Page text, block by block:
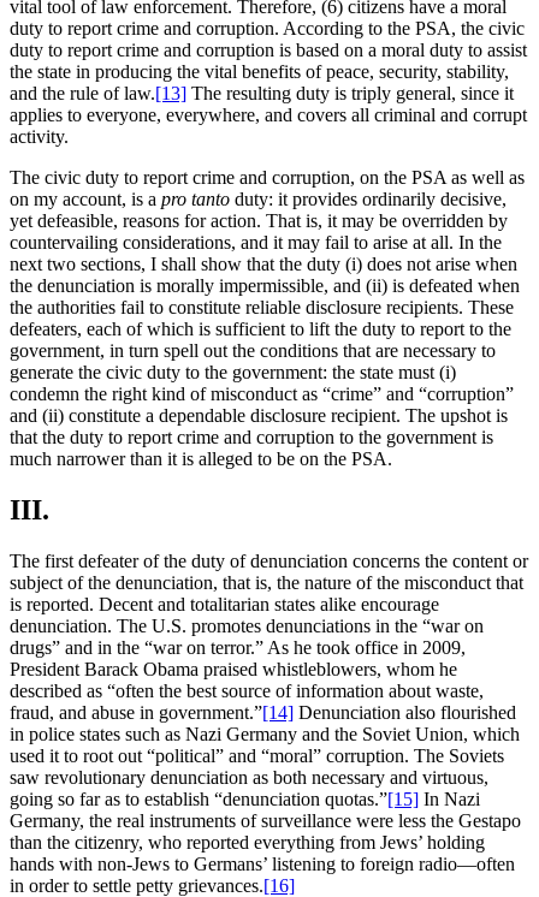
vital tool of law enforcement. Therefore, (6) citizens have a moral
duty to report crime and corruption. According to the PSA, the civic
duty to report crime and corruption is based on a moral duty to assist
the state in producing the vital benefits of peace, security, stability,
and the rule of law.[13] The resulting duty is triply general, since it
applies to everyone, everywhere, and covers all criminal and corrupt
activity.
The civic duty to report crime and corruption, on the PSA as well as
on my account, is a pro tanto duty: it provides ordinarily decisive,
yet defeasible, reasons for action. That is, it may be overridden by
countervailing considerations, and it may fail to arise at all. In the
next two sections, I shall show that the duty (i) does not arise when
the denunciation is morally impermissible, and (ii) is defeated when
the authorities fail to constitute reliable disclosure recipients. These
defeaters, each of which is sufficient to lift the duty to report to the
government, in turn spell out the conditions that are necessary to
generate the civic duty to the government: the state must (i)
condemn the right kind of misconduct as “crime” and “corruption”
and (ii) constitute a dependable disclosure recipient. The upshot is
that the duty to report crime and corruption to the government is
much narrower than it is alleged to be on the PSA.
III.
The first defeater of the duty of denunciation concerns the content or
subject of the denunciation, that is, the nature of the misconduct that
is reported. Decent and totalitarian states alike encourage
denunciation. The U.S. promotes denunciations in the “war on
drugs” and in the “war on terror.” As he took office in 2009,
President Barack Obama praised whistleblowers, whom he
described as “often the best source of information about waste,
fraud, and abuse in government.”[14] Denunciation also flourished
in police states such as Nazi Germany and the Soviet Union, which
used it to root out “political” and “moral” corruption. The Soviets
saw revolutionary denunciation as both necessary and virtuous,
going so far as to establish “denunciation quotas.”[15] In Nazi
Germany, the real instruments of surveillance were less the Gestapo
than the citizenry, who reported everything from Jews’ holding
hands with non-Jews to Germans’ listening to foreign radio—often
in order to settle petty grievances.[16]